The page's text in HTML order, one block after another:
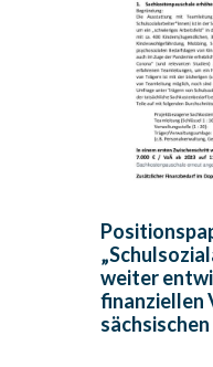
weiter
finanziellen